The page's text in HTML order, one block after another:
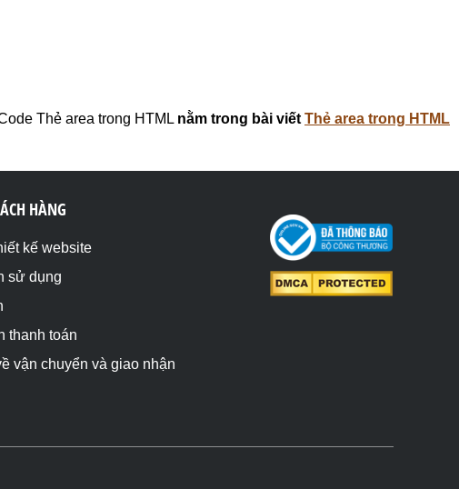
Thẻ area trong HTML nằm trong bài viết Thẻ area trong HTML
HÀNG
kế website
sử dụng
thanh toán
vận chuyển và giao nhận